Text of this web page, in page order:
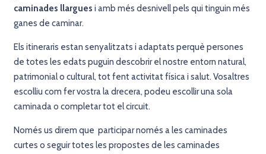
caminades llargues i amb més desnivell pels qui tinguin més
ganes de caminar.
Els itineraris estan senyalitzats i adaptats perquè persones
de totes les edats puguin descobrir el nostre entorn natural,
patrimonial o cultural, tot fent activitat física i salut. Vosaltres
escolliu com fer vostra la drecera, podeu escollir una sola
caminada o completar tot el circuit.
Només us direm que participar només a les caminades
curtes o seguir totes les propostes de les caminades